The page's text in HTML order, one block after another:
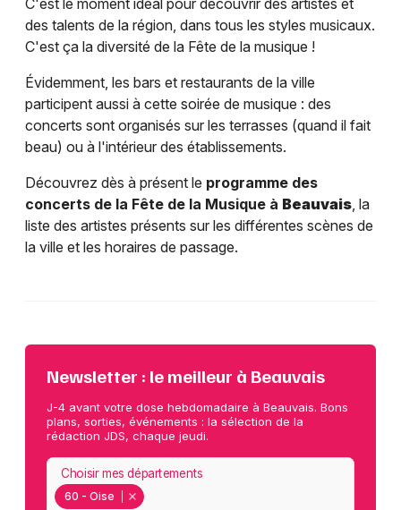
C'est le moment idéal pour découvrir des artistes et
des talents de la région, dans tous les styles musicaux.
C'est ça la diversité de la Fête de la musique !
Évidemment, les bars et restaurants de la ville
participent aussi à cette soirée de musique : des
concerts sont organisés sur les terrasses (quand il fait
beau) ou à l'intérieur des établissements.
Découvrez dès à présent le programme des
concerts de la Fête de la Musique à Beauvais, la
liste des artistes présents sur les différentes scènes de
la ville et les horaires de passage.
Newsletter : le meilleur à Beauvais
J-4 avant votre dose hebdomadaire à Beauvais. Bons
plans, sorties, événements : la sélection de la
rédaction JDS, chaque jeudi.
60 - Oise
Choisir mes départements